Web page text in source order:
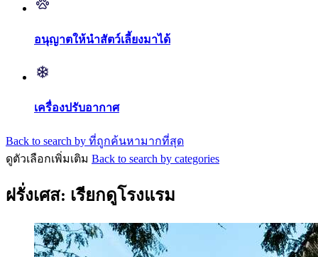
อนุญาตให้นำสัตว์เลี้ยงมาได้
เครื่องปรับอากาศ
Back to search by ที่ถูกค้นหามากที่สุด
ดูตัวเลือกเพิ่มเติม Back to search by categories
ฝรั่งเศส: เรียกดูโรงแรม